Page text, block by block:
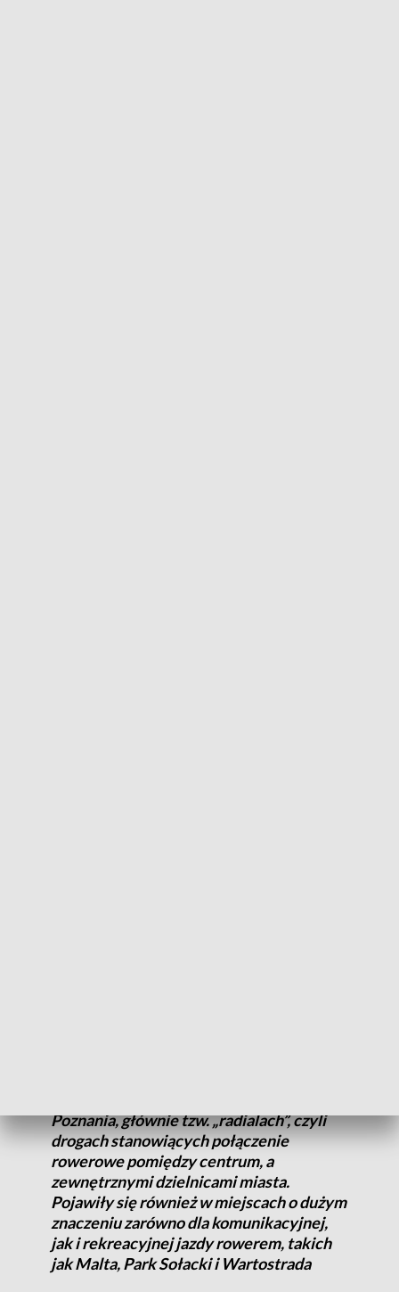
Poznania, głównie tzw. „radialach”, czyli
drogach stanowiących połączenie
rowerowe pomiędzy centrum, a
zewnętrznymi dzielnicami miasta.
Pojawiły się również w miejscach o dużym
znaczeniu zarówno dla komunikacyjnej,
jak i rekreacyjnej jazdy rowerem, takich
jak Malta, Park Sołacki i Wartostrada